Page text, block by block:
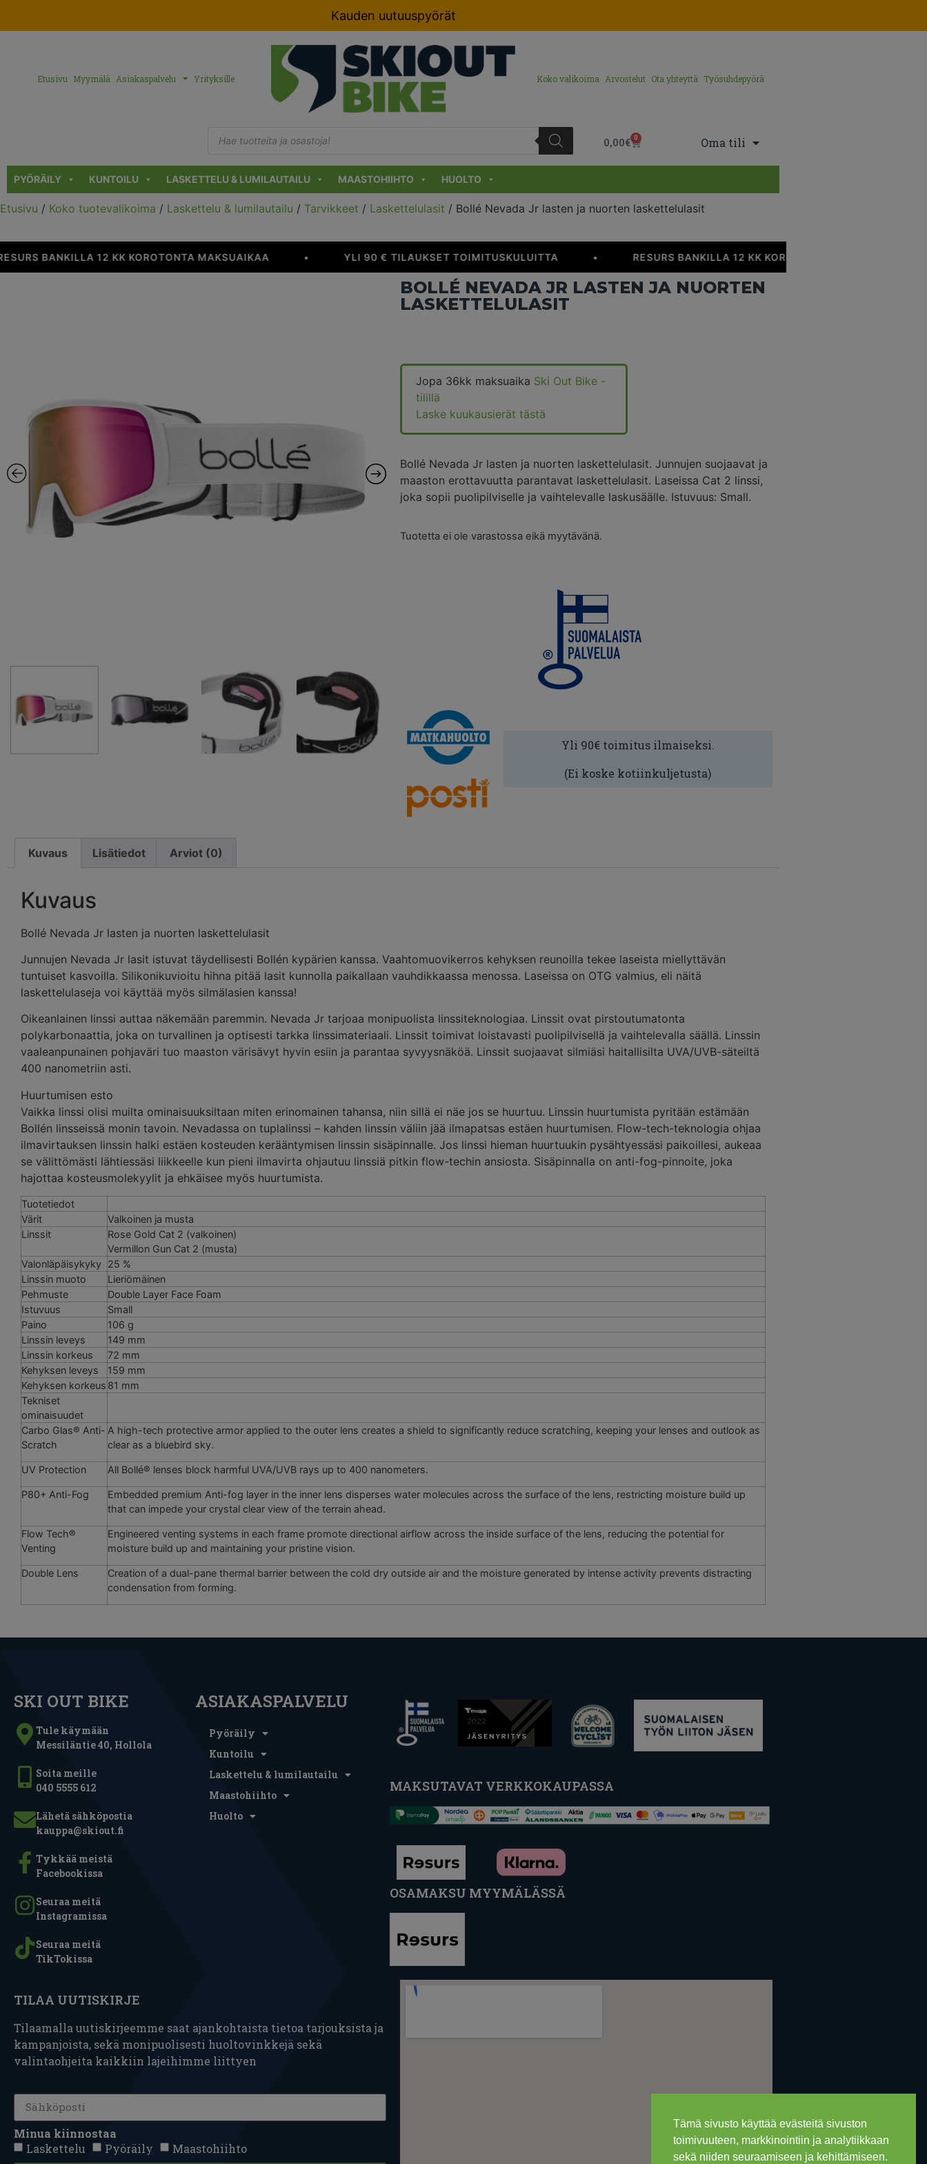
Tämä sivusto käyttää evästeitä sivuston
toimivuuteen, markkinointiin ja analytiikkaan
sekä niiden seuraamiseen ja kehittämiseen.
Kauden uutuuspyörät
Etusivu Myymälä Asiakaspalvelu Yrityksille Koko valikoima Arvostelut Ota yhteyttä Työsuhdepyörä
0,00€ 0 Oma tili
PYÖRÄILY KUNTOILU LASKETTELU & LUMILAUTAILU MAASTOHIIHTO HUOLTO
Etusivu / Koko tuotevalikoima / Laskettelu & lumilautailu / Tarvikkeet / Laskettelulasit / Bollé Nevada Jr lasten ja nuorten laskettelulasit
BANKILLA 12 KK KOROTONTA MAKSUAIKAA YLI 90 € TILAUKSET TOIMITUSKULUITTA RESURS BANKILLA 12 KK KOROTONTA MAKSUAIKAA
BOLLÉ NEVADA JR LASTEN JA NUORTEN
LASKETTELULASIT
Jopa 36kk maksuaika Ski Out Bike -
tilillä
Laske kuukausierät tästä
Bollé Nevada Jr lasten ja nuorten laskettelulasit. Junnujen suojaavat ja
maaston erottavuutta parantavat laskettelulasit. Laseissa Cat 2 linssi,
joka sopii puolipilviselle ja vaihtelevalle laskusäälle. Istuvuus: Small.
Tuotetta ei ole varastossa eikä myytävänä.
Yli 90€ toimitus ilmaiseksi.
(Ei koske kotiinkuljetusta)
Kuvaus Lisätiedot Arviot (0)
Kuvaus
Bollé Nevada Jr lasten ja nuorten laskettelulasit
Junnujen Nevada Jr lasit istuvat täydellisesti Bollén kypärien kanssa. Vaahtomuovikerros kehyksen reunoilla tekee laseista miellyttävän
tuntuiset kasvoilla. Silikonikuvioitu hihna pitää lasit kunnolla paikallaan vauhdikkaassa menossa. Laseissa on OTG valmius, eli näitä
laskettelulaseja voi käyttää myös silmälasien kanssa!
Oikeanlainen linssi auttaa näkemään paremmin. Nevada Jr tarjoaa monipuolista linssiteknologiaa. Linssit ovat pirstoutumatonta
polykarbonaattia, joka on turvallinen ja optisesti tarkka linssimateriaali. Linssit toimivat loistavasti puolipilvisellä ja vaihtelevalla säällä. Linssin
vaaleanpunainen pohjaväri tuo maaston värisävyt hyvin esiin ja parantaa syvyysnäköä. Linssit suojaavat silmiäsi haitallisilta UVA/UVB-säteiltä
400 nanometriin asti.
Huurtumisen esto
Vaikka linssi olisi muilta ominaisuuksiltaan miten erinomainen tahansa, niin sillä ei näe jos se huurtuu. Linssin huurtumista pyritään estämään
Bollén linsseissä monin tavoin. Nevadassa on tuplalinssi – kahden linssin väliin jää ilmapatsas estäen huurtumisen. Flow-tech-teknologia ohjaa
ilmavirtauksen linssin halki estäen kosteuden kerääntymisen linssin sisäpinnalle. Jos linssi hieman huurtuukin pysähtyessäsi paikoillesi, aukeaa
se välittömästi lähtiessäsi liikkeelle kun pieni ilmavirta ohjautuu linssiä pitkin flow-techin ansiosta. Sisäpinnalla on anti-fog-pinnoite, joka
hajottaa kosteusmolekyylit ja ehkäisee myös huurtumista.
Tuotetiedot
Värit
Valkoinen ja musta
Linssit
Rose Gold Cat 2 (valkoinen)
Vermillon Gun Cat 2 (musta)
Valonläpäisykyky 25 %
Linssin muoto
Lieriömäinen
Pehmuste
Double Layer Face Foam
Istuvuus
Small
Paino
106 g
Linssin leveys
149 mm
Linssin korkeus
72 mm
Kehyksen leveys
159 mm
Kehyksen korkeus 81 mm
Tekniset
ominaisuudet
Carbo Glas® Anti-
Scratch
A high-tech protective armor applied to the outer lens creates a shield to significantly reduce scratching, keeping your lenses and outlook as
clear as a bluebird sky.
UV Protection All Bollé® lenses block harmful UVA/UVB rays up to 400 nanometers.
P80+ Anti-Fog
Embedded premium Anti-fog layer in the inner lens disperses water molecules across the surface of the lens, restricting moisture build up
that can impede your crystal clear view of the terrain ahead.
Flow Tech®
Venting
Engineered venting systems in each frame promote directional airflow across the inside surface of the lens, reducing the potential for
moisture build up and maintaining your pristine vision.
Double Lens
Creation of a dual-pane thermal barrier between the cold dry outside air and the moisture generated by intense activity prevents distracting
condensation from forming.
SKI OUT BIKE
Tule käymään
Messiläntie 40, Hollola
Soita meille
040 5555 612
Lähetä sähköpostia
kauppa@skiout.fi
Tykkää meistä
Facebookissa
Seuraa meitä
Instagramissa
Seuraa meitä
TikTokissa
ASIAKASPALVELU
Pyöräily
Kuntoilu
Laskettelu & lumilautailu
Maastohiihto
Huolto
MAKSUTAVAT VERKKOKAUPASSA
OSAMAKSU MYYMÄLÄSSÄ
TILAA UUTISKIRJE
Tilaamalla uutiskirjeemme saat ajankohtaista tietoa tarjouksista ja
kampanjoista, sekä monipuolisesti huoltovinkkejä sekä
valintaohjeita kaikkiin lajeihimme liittyen
Minua kiinnostaa
Laskettelu
Pyöräily Maastohiihto